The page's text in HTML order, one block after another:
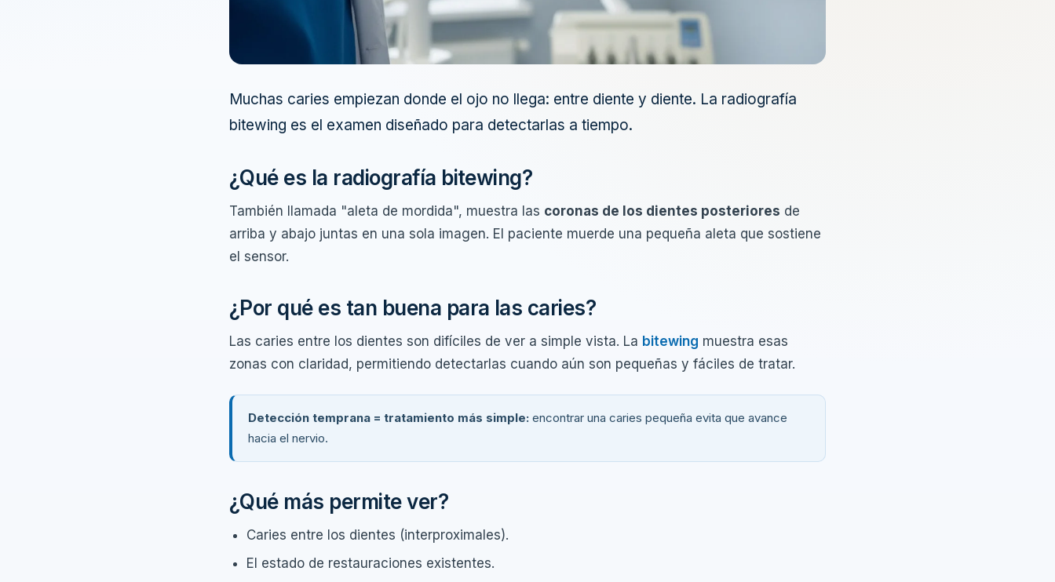
Muchas caries empiezan donde el ojo no llega: entre diente y diente. La radiografía
bitewing es el examen diseñado para detectarlas a tiempo.
¿Qué es la radiografía bitewing?
También llamada "aleta de mordida", muestra las coronas de los dientes posteriores de
arriba y abajo juntas en una sola imagen. El paciente muerde una pequeña aleta que sostiene
el sensor.
¿Por qué es tan buena para las caries?
Las caries entre los dientes son difíciles de ver a simple vista. La bitewing muestra esas
zonas con claridad, permitiendo detectarlas cuando aún son pequeñas y fáciles de tratar.
Detección temprana = tratamiento más simple: encontrar una caries pequeña evita que avance
hacia el nervio.
¿Qué más permite ver?
Caries entre los dientes (interproximales).
El estado de restauraciones existentes.